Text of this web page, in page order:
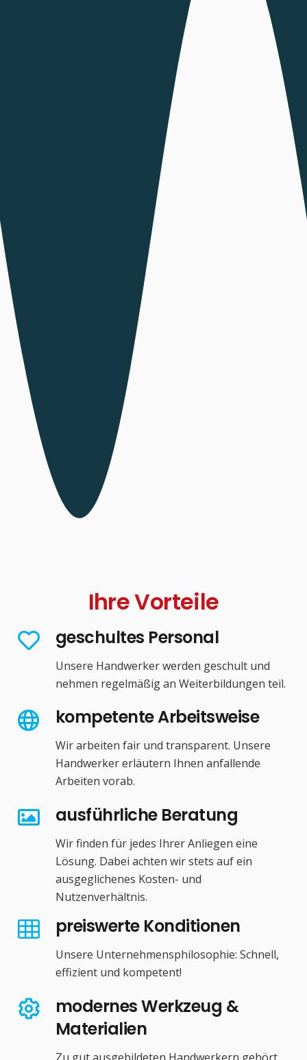
Ihre Vorteile
geschultes Personal
Unsere Handwerker werden geschult und
nehmen regelmäßig an Weiterbildungen teil.
kompetente Arbeitsweise
Wir arbeiten fair und transparent. Unsere
Handwerker erläutern Ihnen anfallende
Arbeiten vorab.
ausführliche Beratung
Wir finden für jedes Ihrer Anliegen eine
Lösung. Dabei achten wir stets auf ein
ausgeglichenes Kosten- und
Nutzenverhältnis.
preiswerte Konditionen
Unsere Unternehmensphilosophie: Schnell,
effizient und kompetent!
modernes Werkzeug &
Materialien